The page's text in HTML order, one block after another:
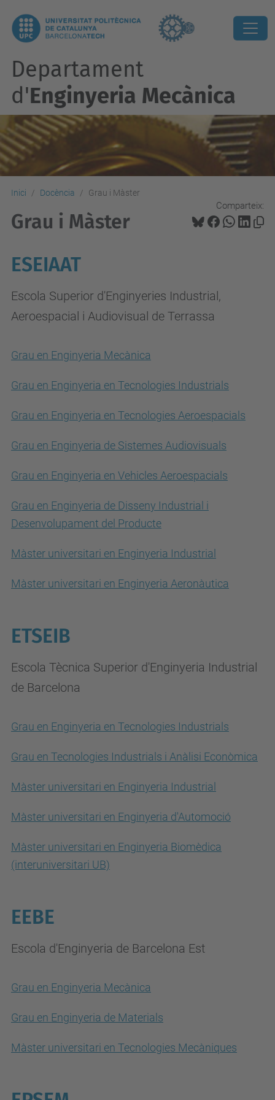
Departament
d'Enginyeria Mecànica
Inici Docència Grau i Màster
Comparteix:
Grau i Màster
ESEIAAT
Escola Superior d'Enginyeries Industrial,
Aeroespacial i Audiovisual de Terrassa
Grau en Enginyeria Mecànica
Grau en Enginyeria en Tecnologies Industrials
Grau en Enginyeria en Tecnologies Aeroespacials
Grau en Enginyeria de Sistemes Audiovisuals
Grau en Enginyeria en Vehicles Aeroespacials
Grau en Enginyeria de Disseny Industrial i
Desenvolupament del Producte
Màster universitari en Enginyeria Industrial
Màster universitari en Enginyeria Aeronàutica
ETSEIB
Escola Tècnica Superior d'Enginyeria Industrial
de Barcelona
Grau en Enginyeria en Tecnologies Industrials
Grau en Tecnologies Industrials i Anàlisi Econòmica
Màster universitari en Enginyeria Industrial
Màster universitari en Enginyeria d'Automoció
Màster universitari en Enginyeria Biomèdica
(interuniversitari UB)
EEBE
Escola d'Enginyeria de Barcelona Est
Grau en Enginyeria Mecànica
Grau en Enginyeria de Materials
Màster universitari en Tecnologies Mecàniques